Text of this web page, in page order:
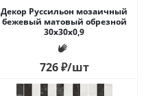
Декор Руссильон мозаичный
бежевый матовый обрезной
30x30x0,9
726₽/шт